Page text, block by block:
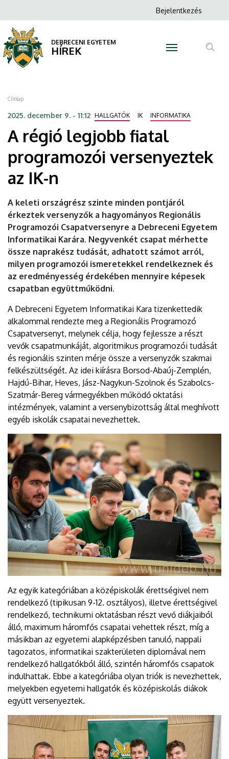
régió
legjobb
fiatal
programozói
versenyeztek
az
IK-
n
DEBRECENI
EGYETEM
a
tartalomra
Anonim
menüje
Bejelentkezés
DEBRECENI EGYETEM
HÍREK
Morzsa
Címlap
2025. december 9. - 11:12 HALLGATÓK IK INFORMATIKA
A régió legjobb fiatal
programozói versenyeztek
az IK-n
A keleti országrész szinte minden pontjáról
érkeztek versenyzők a hagyományos Regionális
Programozói Csapatversenyre a Debreceni Egyetem
Informatikai Karára. Negyvenkét csapat mérhette
össze naprakész tudását, adhatott számot arról,
milyen programozói ismeretekkel rendelkeznek és
az eredményesség érdekében mennyire képesek
csapatban együttműködni.
A Debreceni Egyetem Informatikai Kara tizenkettedik
alkalommal rendezte meg a Regionális Programozó
Csapatversenyt, melynek célja, hogy fejlessze a részt
vevők csapatmunkáját, algoritmikus programozói tudását
és regionális szinten mérje össze a versenyzők szakmai
felkészültségét. Az idei kiírásra Borsod-Abaúj-Zemplén,
Hajdú-Bihar, Heves, Jász-Nagykun-Szolnok és Szabolcs-
Szatmár-Bereg vármegyékben működő oktatási
intézmények, valamint a versenybizottság által meghívott
egyéb iskolák csapatai nevezhettek.
Az egyik kategóriában a középiskolák érettségivel nem
rendelkező (tipikusan 9-12. osztályos), illetve érettségivel
rendelkező, technikumi oktatásban részt vevő diákjaiból
álló, maximum háromfős csapatai vehettek részt, míg a
másikban az egyetemi alapképzésben tanuló, nappali
tagozatos, informatikai szakterületen diplomával nem
rendelkező hallgatókból álló, szintén háromfős csapatok
indulhattak. Ebbe a kategóriába olyan triók is nevezhettek,
melyekben egyetemi hallgatók és középiskolás diákok
együtt versenyeztek.